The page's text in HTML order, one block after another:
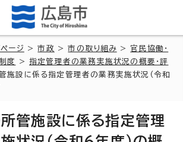
ページ >市政 >市の取り組み > 官民協働・
度 >指定管理者の業務実施状況の概要・評
施設に係る指定管理者の業務実施状況（令和
管施設に係る指定管理